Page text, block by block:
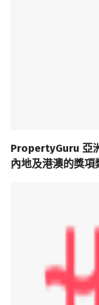
PropertyGuru 亞
內地及港澳的獎項